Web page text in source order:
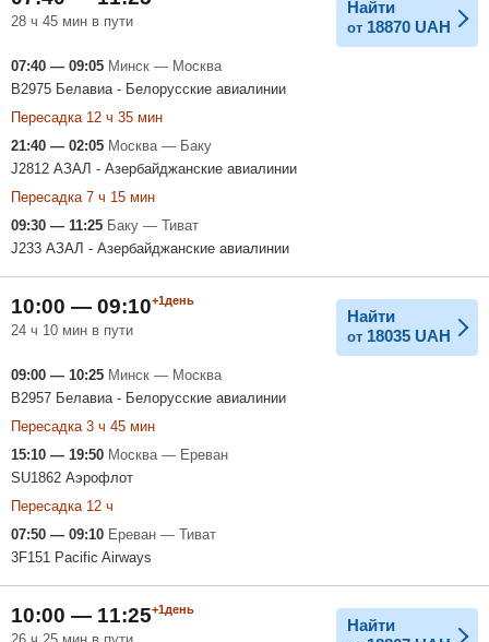
28 ч 45 мин в пути
Найти
от 18870 UAH
07:40 — 09:05 Минск — Москва
B2975 Белавиа - Белорусские авиалинии
Пересадка 12 ч 35 мин
21:40 — 02:05 Москва — Баку
J2812 АЗАЛ - Азербайджанские авиалинии
Пересадка 7 ч 15 мин
09:30 — 11:25 Баку — Тиват
J233 АЗАЛ - Азербайджанские авиалинии
10:00 — 09:10+1день
24 ч 10 мин в пути
Найти
от 18035 UAH
09:00 — 10:25 Минск — Москва
B2957 Белавиа - Белорусские авиалинии
Пересадка 3 ч 45 мин
15:10 — 19:50 Москва — Ереван
SU1862 Аэрофлот
Пересадка 12 ч
07:50 — 09:10 Ереван — Тиват
3F151 Pacific Airways
10:00 — 11:25+1день
26 ч 25 мин в пути
Найти